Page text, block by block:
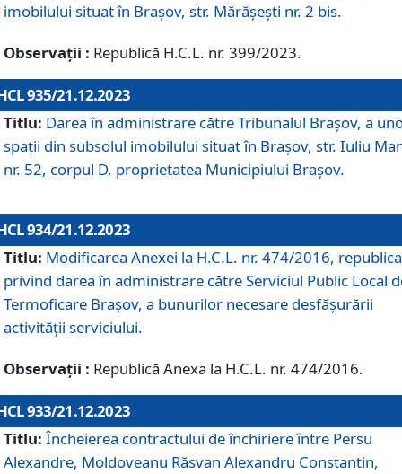
imobilului situat în Braşov, str. Mărăşeşti nr. 2 bis.
Observații : Republică H.C.L. nr. 399/2023.
935/21.12.2023
Titlu: Darea în administrare către Tribunalul Brașov, a
spații din subsolul imobilului situat în Brașov, str. Iuliu
nr. 52, corpul D, proprietatea Municipiului Brașov.
934/21.12.2023
Titlu: Modificarea Anexei la H.C.L. nr. 474/2016,
privind darea în administrare către Serviciul Public Local
Termoficare Braşov, a bunurilor necesare desfăşurării
activităţii serviciului.
Observații : Republică Anexa la H.C.L. nr. 474/2016.
933/21.12.2023
Titlu: Încheierea contractului de închiriere între Persu
Alexandre, Moldoveanu Răsvan Alexandru Constantin,